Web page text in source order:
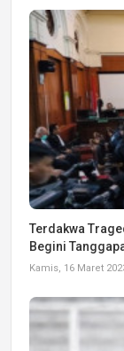
Terdakwa
Begini
Kamis, 16 Maret